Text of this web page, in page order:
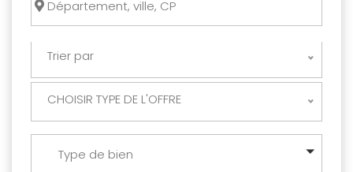
Trier par
CHOISIR TYPE DE L'OFFRE
Type de bien